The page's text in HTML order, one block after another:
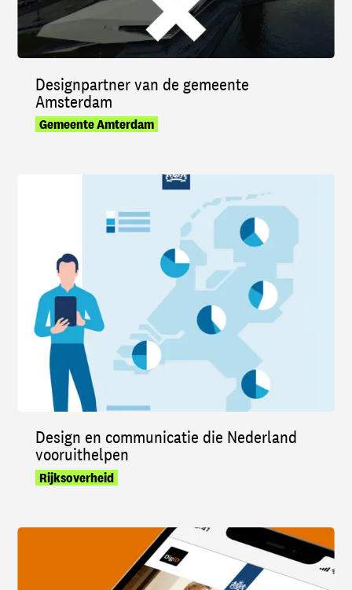
Designpartner van de gemeente
Amsterdam
Gemeente Amterdam
Design en communicatie die Nederland
vooruithelpen
Rijksoverheid